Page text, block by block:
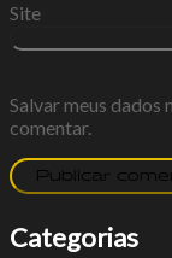
Site
Salvar meus dados
comentar.
Categorias